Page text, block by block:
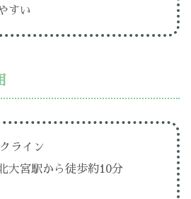
すい
ライン
大宮駅から徒歩約10分